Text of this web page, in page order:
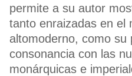
permite a su autor
tanto enraizadas en el
altomoderno, como su
consonancia con las
monárquicas e